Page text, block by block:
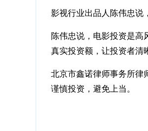
影视行业出品人陈伟忠说
陈伟忠说，电影投资是
真实投资额，让投资者清
北京市鑫诺律师事务所律
谨慎投资，避免上当。